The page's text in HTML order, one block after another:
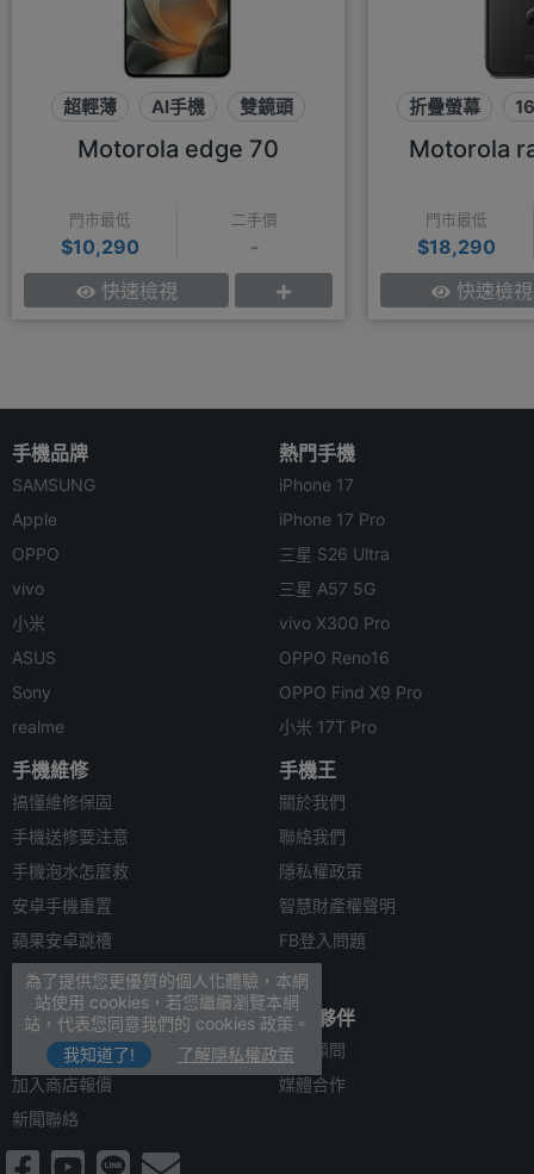
超輕薄 AI手機 雙鏡頭
Motorola edge 70
門市最低
$10,290
二手價
-
快速檢視
折疊螢幕
Motorola
門市最低
$18,290
快速檢視
手機品牌
SAMSUNG
Apple
OPPO
vivo
小米
ASUS
Sony
realme
熱門手機
iPhone 17
iPhone 17 Pro
三星 S26 Ultra
三星 A57 5G
vivo X300 Pro
OPPO Reno16
OPPO Find X9 Pro
小米 17T Pro
手機維修
搞懂維修保固
手機送修要注意
手機泡水怎麼救
安卓手機重置
蘋果安卓跳槽
安卓資料轉移
手機王
關於我們
聯絡我們
隱私權政策
智慧財產權聲明
FB登入問題
合作聯絡
廣告刊登
加入商店報價
新聞聯絡
合作夥伴
法律顧問
媒體合作
為了提供您更優質的個人化體驗，本網
站使用 cookies，若您繼續瀏覽本網
站，代表您同意我們的 cookies 政策。
我知道了!
了解隱私權政策